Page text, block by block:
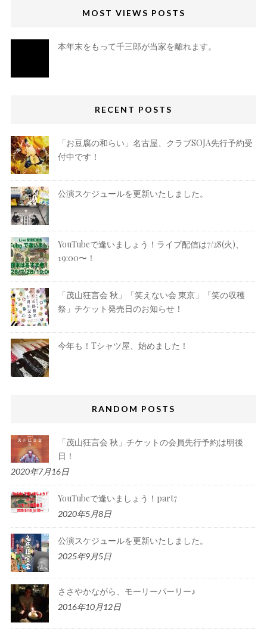
MOST VIEWS POSTS
本年末をもって千三郎が当家を離れます。
RECENT POSTS
「お豆腐の和らい」名古屋、クラブSOJA先行予約受
付中です！
公演スケジュールを更新いたしました。
YouTubeで逢いましょう！ライブ配信は7/28(火)、
19:00〜！
「茂山狂言会 秋」「笑えない会 東京」「笑の収穫
祭」チケット発売日のお知らせ！
今年も！Tシャツ屋、始めました！
RANDOM POSTS
「茂山狂言会 秋」チケットの会員先行予約は明後
日！
2020年7月16日
YouTubeで逢いましょう！part7
2020年5月8日
公演スケジュールを更新いたしました。
2025年9月5日
ささやかながら、モーリーパーリー♪
2016年10月12日